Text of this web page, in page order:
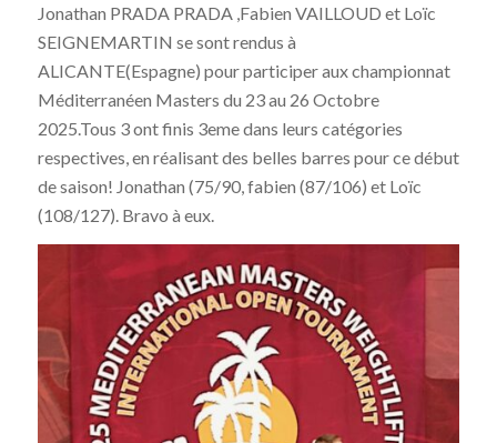
Jonathan PRADA PRADA ,Fabien VAILLOUD et Loïc
SEIGNEMARTIN se sont rendus à
ALICANTE(Espagne) pour participer aux championnat
Méditerranéen Masters du 23 au 26 Octobre
2025.Tous 3 ont finis 3eme dans leurs catégories
respectives, en réalisant des belles barres pour ce début
de saison! Jonathan (75/90, fabien (87/106) et Loïc
(108/127). Bravo à eux.